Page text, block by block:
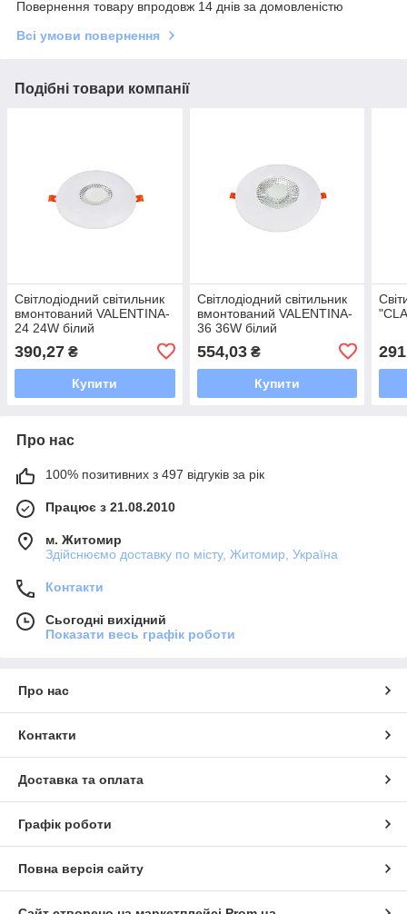
Повернення товару впродовж 14 днів за домовленістю
Всі умови повернення
Подібні товари компанії
Світлодіодний світильник
вмонтований VALENTINA-
24 24W білий
390,27 ₴
Купити
Світлодіодний світильник
вмонтований VALENTINA-
36 36W білий
554,03₴
Купити
Про нас
100% позитивних з 497 відгуків за рік
Працює з 21.08.2010
м. Житомир
Здійснюємо доставку по місту, Житомир, Україна
Контакти
Сьогодні вихідний
Показати весь графік роботи
Про нас
Контакти
Доставка та оплата
Графік роботи
Повна версія сайту